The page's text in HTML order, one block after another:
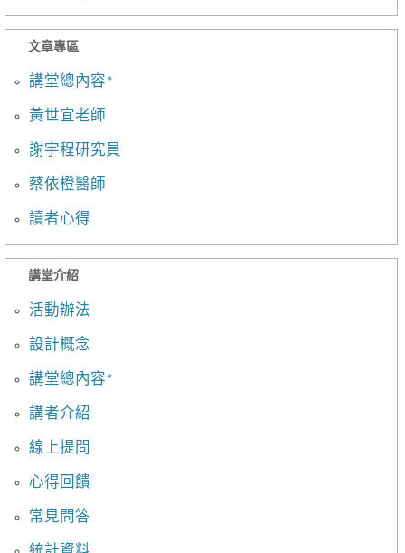
文章專區
講堂總內容*
黃世宜老師
謝宇程研究員
蔡依橙醫師
讀者心得
講堂介紹
活動辦法
設計概念
講堂總內容*
講者介紹
線上提問
心得回饋
常見問答